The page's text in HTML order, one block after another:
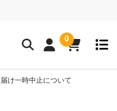
0
け一時中止について